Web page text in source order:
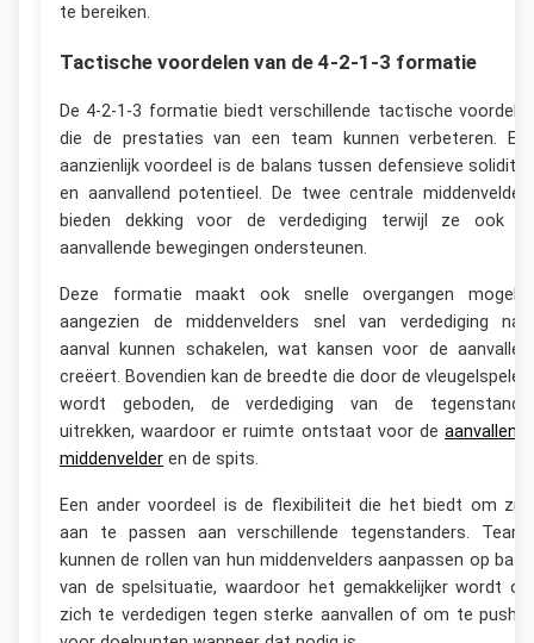
te bereiken.
Tactische voordelen van de 4-2-1-3 formatie
De 4-2-1-3 formatie biedt verschillende tactische
die de prestaties van een team kunnen verbeteren.
aanzienlijk voordeel is de balans tussen defensieve
en aanvallend potentieel. De twee centrale
bieden dekking voor de verdediging terwijl ze ook
aanvallende bewegingen ondersteunen.
Deze formatie maakt ook snelle overgangen
aangezien de middenvelders snel van verdediging
aanval kunnen schakelen, wat kansen voor de
creëert. Bovendien kan de breedte die door de
wordt geboden, de verdediging van de
uitrekken, waardoor er ruimte ontstaat voor de
middenvelder en de spits.
Een ander voordeel is de flexibiliteit die het biedt om
aan te passen aan verschillende tegenstanders.
kunnen de rollen van hun middenvelders aanpassen op
van de spelsituatie, waardoor het gemakkelijker wordt
zich te verdedigen tegen sterke aanvallen of om te